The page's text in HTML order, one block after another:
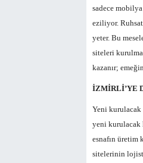
sadece
eziliyor.
yeter. Bu
siteleri
kazanır;
İZMİRLİ’YE
Yeni kurulacak
yeni kurulacak
esnafın üretim
sitelerinin